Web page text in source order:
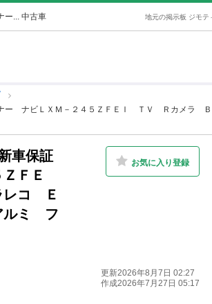
... 中古車 地元の掲示板 ジモテ
ナビＬＸＭ－２４５ＺＦＥＩ ＴＶ Ｒカメラ
車保証
ＦＥ
レコ Ｅ
ルミ フ
お気に入り登録
更新2026年8月7日 02:27
作成2026年7月27日 05:17